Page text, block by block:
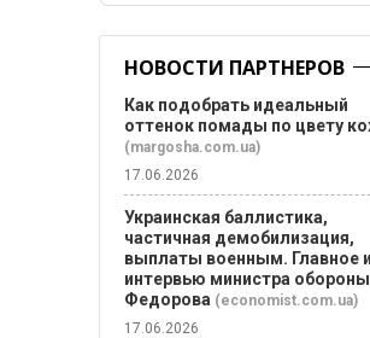
НОВОСТИ ПАРТНЕРОВ
Как подобрать идеальный
оттенок помады по цвету
(margosha.com.ua)
17.06.2026
Украинская баллистика,
частичная демобилизация,
выплаты военным. Главное
интервью министра обороны
Федорова (economist.com.ua)
17.06.2026